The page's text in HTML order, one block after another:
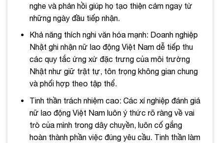
nghe và phản hồi giúp họ tạo thiện cảm ngay từ
những ngày đầu tiếp nhận.
Khả năng thích nghi văn hóa mạnh: Doanh nghiệp
Nhật ghi nhận nữ lao động Việt Nam dễ tiếp thu
các quy tắc ứng xử đặc trưng của môi trường
Nhật như giữ trật tự, tôn trọng không gian chung
và phối hợp theo tập thể.
Tinh thần trách nhiệm cao: Các xí nghiệp đánh giá
nữ lao động Việt Nam luôn ý thức rõ ràng về vai
trò của mình trong dây chuyền, luôn cố gắng
hoàn thành phần việc đúng yêu cầu. Tinh thần làm